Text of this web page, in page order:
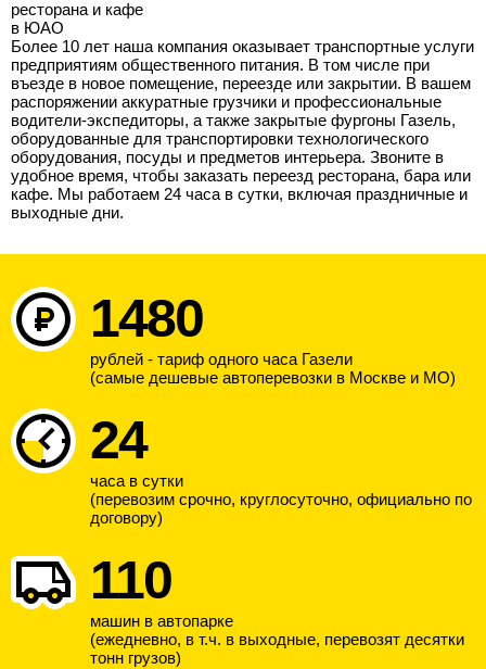
ресторана и кафе
в ЮАО
Более 10 лет наша компания оказывает транспортные услуги
предприятиям общественного питания. В том числе при
въезде в новое помещение, переезде или закрытии. В вашем
распоряжении аккуратные грузчики и профессиональные
водители-экспедиторы, а также закрытые фургоны Газель,
оборудованные для транспортировки технологического
оборудования, посуды и предметов интерьера. Звоните в
удобное время, чтобы заказать переезд ресторана, бара или
кафе. Мы работаем 24 часа в сутки, включая праздничные и
выходные дни.
1480
рублей - тариф одного часа Газели
(самые дешевые автоперевозки в Москве и МО)
24
часа в сутки
(перевозим срочно, круглосуточно, официально по
договору)
110
машин в автопарке
(ежедневно, в т.ч. в выходные, перевозят десятки
тонн грузов)